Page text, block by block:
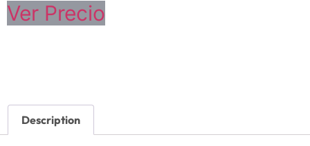
Ver Precio
Description